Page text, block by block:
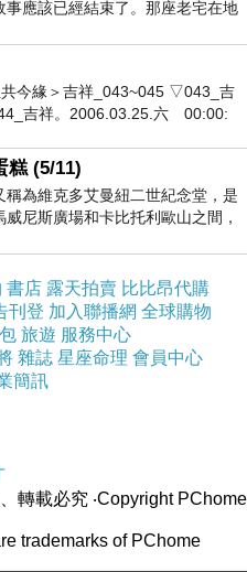
事應該已經結束了。那座老宅在地
終於離開那片黑暗，
今緣＞吉祥_043~045 ▽043_吉
吉祥。2006.03.25.六 00:00:
糕 (5/11)
稱為維克多艾曼紐二世紀念堂，是
尼斯廣場和卡比托利歐山之間，
利統一後的的第一位國
書店 露天拍賣 比比昂代購
刊登 加入聯播網 全球購物
旅遊 服務中心
雜誌 星座命理 會員中心
簡訊
轉載必究 ‧Copyright PChome
trademarks of PChome